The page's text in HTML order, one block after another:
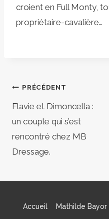
croient en Full Monty,
propriétaire-cavalière…
Navigation
de
l’article
PRÉCÉDENT
Flavie et Dimoncella :
un couple qui s’est
rencontré chez MB
Dressage.
Accueil Mathilde Bayor